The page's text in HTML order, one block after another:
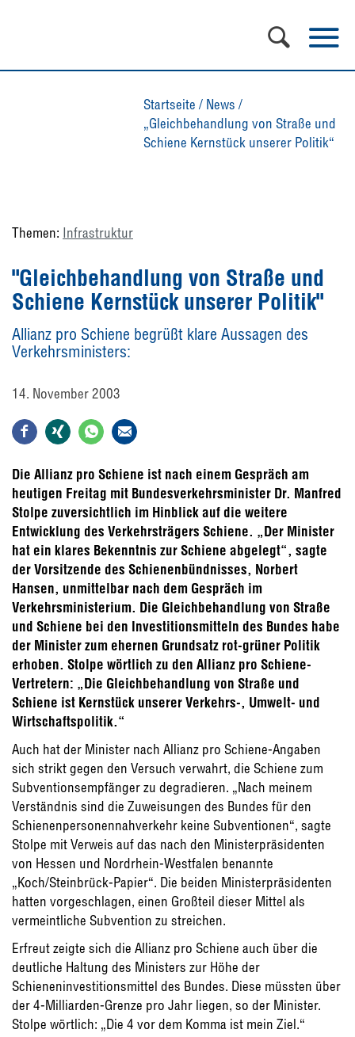
Startseite / News /
„Gleichbehandlung von Straße und
Schiene Kernstück unserer Politik“
Themen: Infrastruktur
"Gleichbehandlung von Straße und
Schiene Kernstück unserer Politik"
Allianz pro Schiene begrüßt klare Aussagen des
Verkehrsministers:
14. November 2003
Die Allianz pro Schiene ist nach einem Gespräch am
heutigen Freitag mit Bundesverkehrsminister Dr. Manfred
Stolpe zuversichtlich im Hinblick auf die weitere
Entwicklung des Verkehrsträgers Schiene. „Der Minister
hat ein klares Bekenntnis zur Schiene abgelegt“, sagte
der Vorsitzende des Schienenbündnisses, Norbert
Hansen, unmittelbar nach dem Gespräch im
Verkehrsministerium. Die Gleichbehandlung von Straße
und Schiene bei den Investitionsmitteln des Bundes habe
der Minister zum ehernen Grundsatz rot-grüner Politik
erhoben. Stolpe wörtlich zu den Allianz pro Schiene-
Vertretern: „Die Gleichbehandlung von Straße und
Schiene ist Kernstück unserer Verkehrs-, Umwelt- und
Wirtschaftspolitik.“
Auch hat der Minister nach Allianz pro Schiene-Angaben
sich strikt gegen den Versuch verwahrt, die Schiene zum
Subventionsempfänger zu degradieren. „Nach meinem
Verständnis sind die Zuweisungen des Bundes für den
Schienenpersonennahverkehr keine Subventionen“, sagte
Stolpe mit Verweis auf das nach den Ministerpräsidenten
von Hessen und Nordrhein-Westfalen benannte
„Koch/Steinbrück-Papier“. Die beiden Ministerpräsidenten
hatten vorgeschlagen, einen Großteil dieser Mittel als
vermeintliche Subvention zu streichen.
Erfreut zeigte sich die Allianz pro Schiene auch über die
deutliche Haltung des Ministers zur Höhe der
Schieneninvestitionsmittel des Bundes. Diese müssten über
der 4-Milliarden-Grenze pro Jahr liegen, so der Minister.
Stolpe wörtlich: „Die 4 vor dem Komma ist mein Ziel.“